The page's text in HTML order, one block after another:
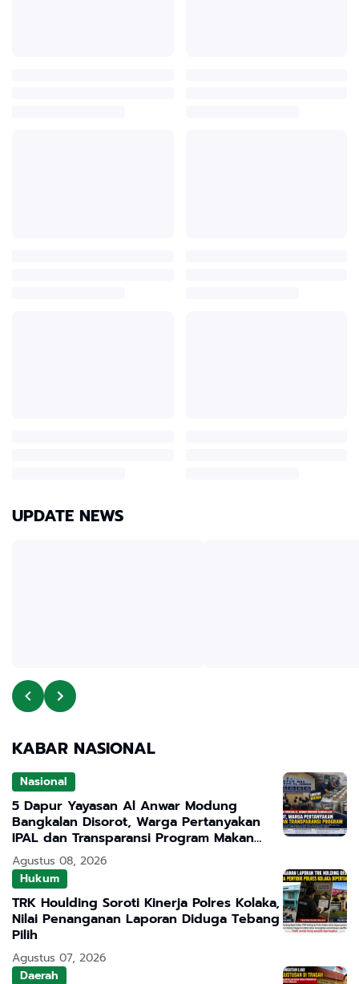
UPDATE NEWS
KABAR NASIONAL
Nasional
5 Dapur Yayasan Al Anwar Modung
Bangkalan Disorot, Warga Pertanyakan
IPAL dan Transparansi Program Makan
Bergizi Gratis
Agustus 08, 2026
Hukum
TRK Houlding Soroti Kinerja Polres Kolaka,
Nilai Penanganan Laporan Diduga Tebang
Pilih
Agustus 07, 2026
Daerah